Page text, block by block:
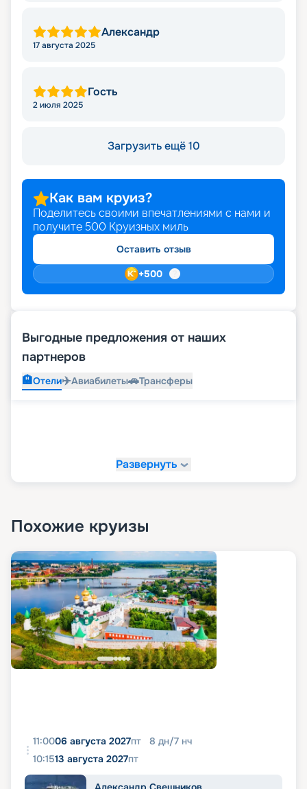
Александр
17 августа 2025
Гость
2 июля 2025
Загрузить ещё 10
Как вам круиз?
Поделитесь своими впечатлениями с нами и
получите 500 Круизных миль
Оставить отзыв
+500
Выгодные предложения от наших
партнеров
🏨Отели✈️Авиабилеты🚗Трансферы
Развернуть
Похожие круизы
11:0006 августа 2027пт 8 дн/7 нч
10:1513 августа 2027пт